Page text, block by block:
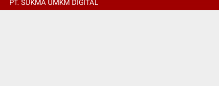
PT. SUKMA UMKM DIGITAL